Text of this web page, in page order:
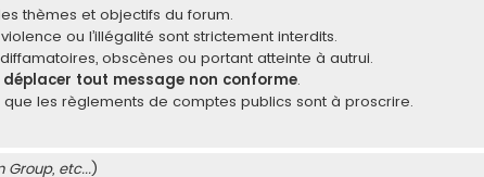
thèmes et objectifs du forum.
ou l’illégalité sont strictement interdits.
obscènes ou portant atteinte à autrui.
tout message non conforme.
que les règlements de comptes publics sont à proscrire.
Group, etc...)